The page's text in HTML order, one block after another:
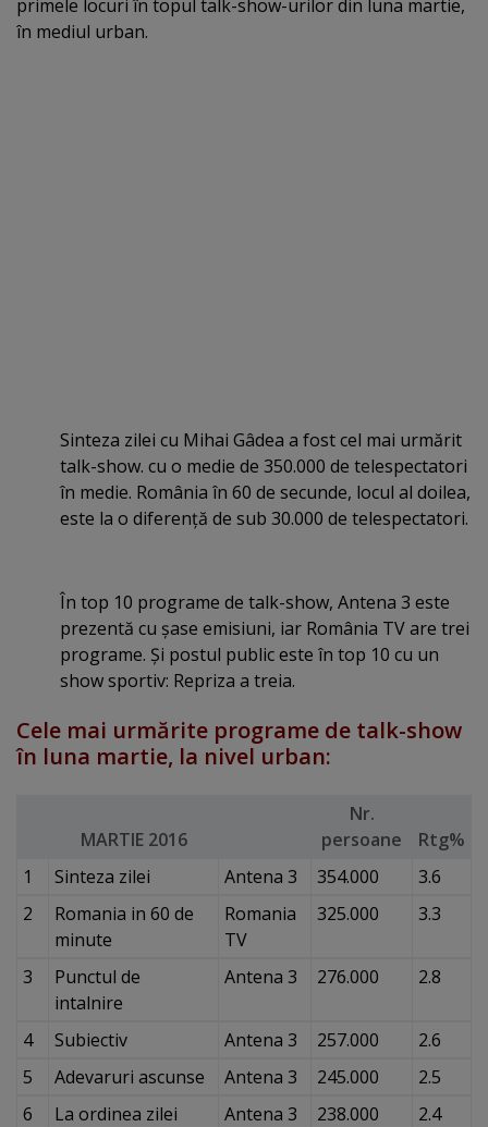
primele locuri în topul talk-show-urilor din luna martie,
în mediul urban.
Sinteza zilei cu Mihai Gâdea a fost cel mai urmărit
talk-show. cu o medie de 350.000 de telespectatori
în medie. România în 60 de secunde, locul al doilea,
este la o diferenţă de sub 30.000 de telespectatori.
În top 10 programe de talk-show, Antena 3 este
prezentă cu şase emisiuni, iar România TV are trei
programe. Şi postul public este în top 10 cu un
show sportiv: Repriza a treia.
Cele mai urmărite programe de talk-show
în luna martie, la nivel urban:
MARTIE 2016
Nr.
persoane
Rtg%
1
Sinteza zilei Antena 3 354.000
3.6
2
Romania in 60 de
minute
Romania
TV
325.000 3.3
3
Punctul de
intalnire
Antena 3 276.000 2.8
4 Subiectiv Antena 3 257.000
2.6
5
Adevaruri ascunse Antena 3 245.000
2.5
6
La ordinea zilei Antena 3 238.000
2.4